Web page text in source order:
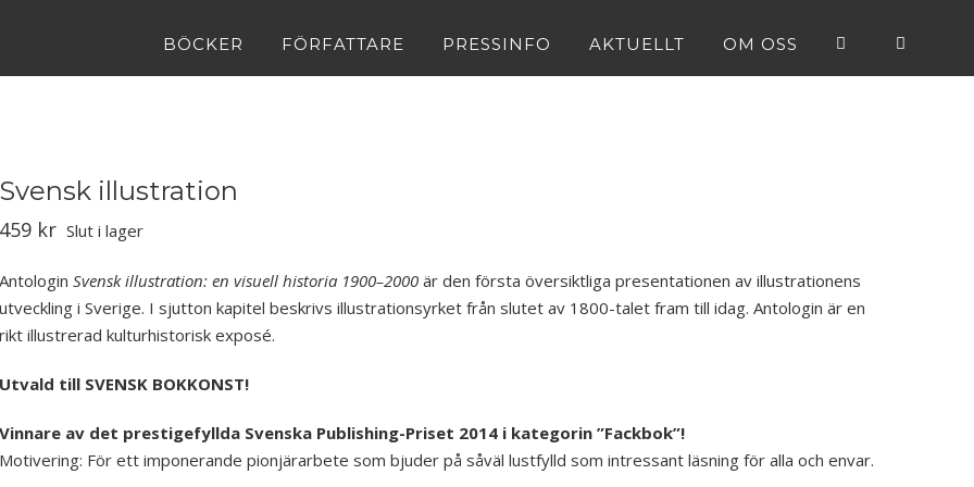
BÖCKER FÖRFATTARE PRESSINFO AKTUELLT OM OSS
Svensk illustration
459 kr Slut i lager
Antologin Svensk illustration: en visuell historia 1900–2000 är den första översiktliga presentationen av illustrationens
utveckling i Sverige. I sjutton kapitel beskrivs illustrationsyrket från slutet av 1800-talet fram till idag. Antologin är en
rikt illustrerad kulturhistorisk exposé.
Utvald till SVENSK BOKKONST!
Vinnare av det prestigefyllda Svenska Publishing-Priset 2014 i kategorin ”Fackbok”!
Motivering: För ett imponerande pionjärarbete som bjuder på såväl lustfylld som intressant läsning för alla och envar.